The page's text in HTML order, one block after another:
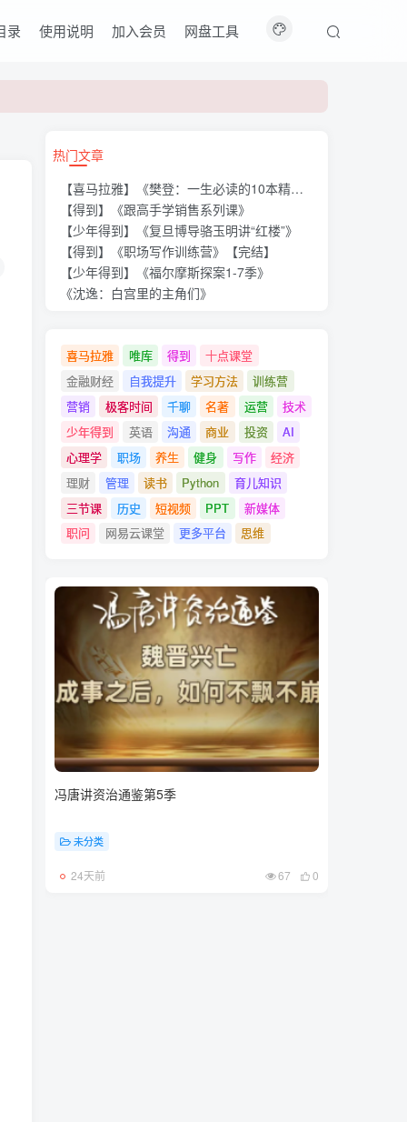
录 使用说明 加入会员 网盘工具
热门文章
【喜马拉雅】《樊登：一生必读的10本精选好书》
【得到】《跟高手学销售系列课》
【少年得到】《复旦博导骆玉明讲“红楼”》
【得到】《职场写作训练营》【完结】
【少年得到】《福尔摩斯探案1-7季》
《沈逸：白宫里的主角们》
喜马拉雅 唯库 得到
十点课堂
金融财经
自我提升 学习方法
训练营
营销
极客时间 千聊 名著 运营
技术
少年得到
英语 沟通 商业 投资
AI
心理学
职场 养生 健身 写作
经济
理财
管理 读书 Python
育儿知识
三节课
历史 短视频 PPT
新媒体
职问
网易云课堂 更多平台 思维
冯唐讲资治通鉴第5季
未分类
24天前 67 0